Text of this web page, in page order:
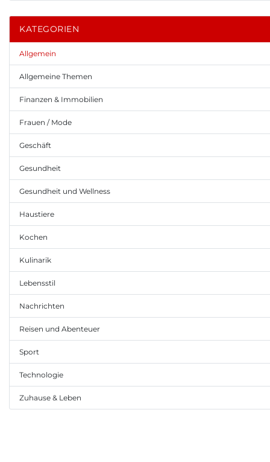
KATEGORIEN
Allgemein
Allgemeine Themen
Finanzen & Immobilien
Frauen / Mode
Geschäft
Gesundheit
Gesundheit und Wellness
Haustiere
Kochen
Kulinarik
Lebensstil
Nachrichten
Reisen und Abenteuer
Sport
Technologie
Zuhause & Leben